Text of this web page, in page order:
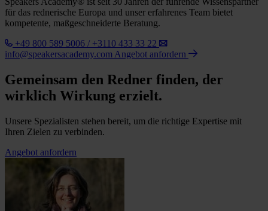
für das rednerische Europa und unser erfahrenes Team bietet
kompetente, maßgeschneiderte Beratung.
+49 800 589 5006 / +3110 433 33 22
info@speakersacademy.com Angebot anfordern
Gemeinsam den Redner finden, der
wirklich Wirkung erzielt.
Unsere Spezialisten stehen bereit, um die richtige Expertise mit
Ihren Zielen zu verbinden.
Angebot anfordern